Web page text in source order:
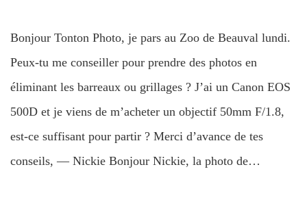
Bonjour Tonton Photo, je pars au Zoo de Beauval lundi.
Peux-tu me conseiller pour prendre des photos en
éliminant les barreaux ou grillages ? J’ai un Canon EOS
500D et je viens de m’acheter un objectif 50mm F/1.8,
est-ce suffisant pour partir ? Merci d’avance de tes
conseils, — Nickie Bonjour Nickie, la photo de…